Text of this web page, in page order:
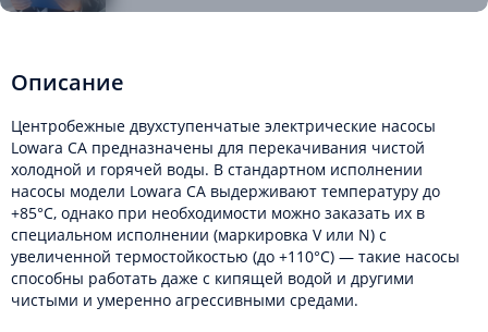
Описание
Центробежные двухступенчатые электрические насосы
Lowara CA предназначены для перекачивания чистой
холодной и горячей воды. В стандартном исполнении
насосы модели Lowara CA выдерживают температуру до
+85°C, однако при необходимости можно заказать их в
специальном исполнении (маркировка V или N) с
увеличенной термостойкостью (до +110°C) — такие насосы
способны работать даже с кипящей водой и другими
чистыми и умеренно агрессивными средами.